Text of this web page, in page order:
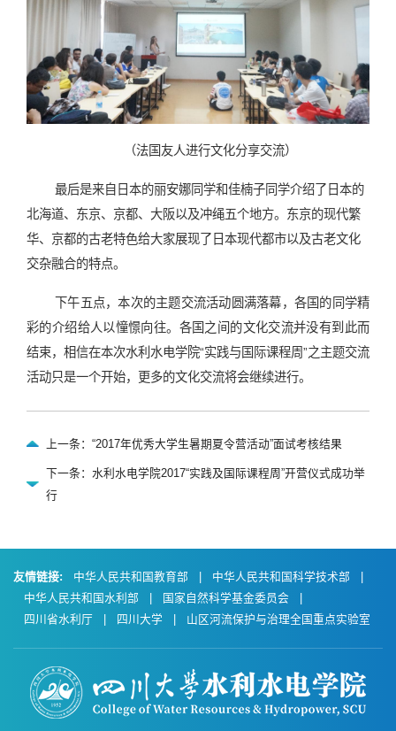
（法国友人进行文化分享交流）
最后是来自日本的丽安娜同学和佳楠子同学介绍了日本的
北海道、东京、京都、大阪以及冲绳五个地方。东京的现代繁
华、京都的古老特色给大家展现了日本现代都市以及古老文化
交杂融合的特点。
下午五点，本次的主题交流活动圆满落幕，各国的同学精
彩的介绍给人以憧憬向往。各国之间的文化交流并没有到此而
结束，相信在本次水利水电学院“实践与国际课程周”之主题交流
活动只是一个开始，更多的文化交流将会继续进行。
上一条：“2017年优秀大学生暑期夏令营活动”面试考核结果
下一条：水利水电学院2017“实践及国际课程周”开营仪式成功举
行
友情链接: 中华人民共和国教育部 中华人民共和国科学技术部
中华人民共和国水利部
国家自然科学基金委员会
四川省水利厅
四川大学 山区河流保护与治理全国重点实验室